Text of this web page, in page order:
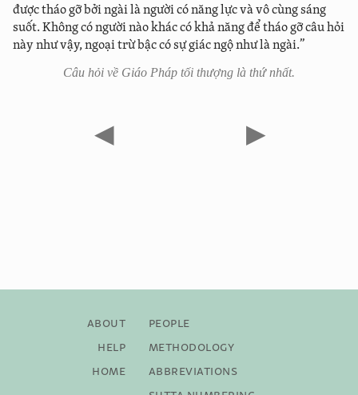
được tháo gỡ bởi ngài là người có năng lực và vô cùng sáng
suốt. Không có người nào khác có khả năng để tháo gỡ câu hỏi
này như vậy, ngoại trừ bậc có sự giác ngộ như là ngài.”
Câu hỏi về Giáo Pháp tối thượng là thứ nhất.
◀ ▶
About
Help
Home
People
Methodology
Abbreviations